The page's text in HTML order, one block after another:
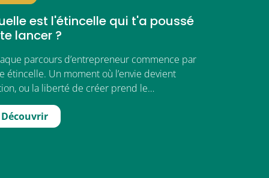
est l'étincelle qui t'a poussé
lancer ?
parcours d’entrepreneur commence par
étincelle. Un moment où l’envie devient
ou la liberté de créer prend le…
Découvrir